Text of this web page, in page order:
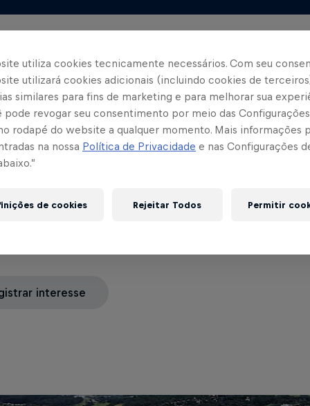
prioridade para adquirir
exclusivas na Arena Red
do futebol brasileiro em um espaço criado
e
interesse
utiliza cookies tecnicamente necessários. Com seu
utilizará cookies adicionais (incluindo cookies de
similares para fins de marketing e para melhorar sua
pode revogar seu consentimento por meio das
rodapé do website a qualquer momento. Mais informações
na nossa Política de Privacidade e nas Configurações
de cookies Rejeitar Todos Permitir